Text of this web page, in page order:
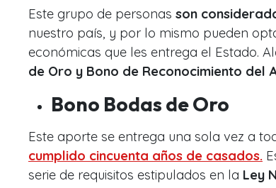
Este grupo de personas son
nuestro país, y por lo mismo pueden
económicas que les entrega el Estado.
de Oro y Bono de Reconocimiento del
Bono Bodas de Oro
Este aporte se entrega una sola vez a
cumplido cincuenta años de casados.
serie de requisitos estipulados en la Ley